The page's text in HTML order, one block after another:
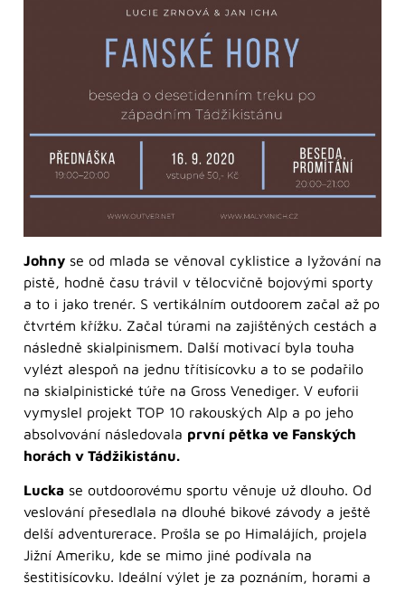
Johny se od mlada se věnoval cyklistice a lyžování na
pistě, hodně času trávil v tělocvičně bojovými sporty
a to i jako trenér. S vertikálním outdoorem začal až po
čtvrtém křížku. Začal túrami na zajištěných cestách a
následně skialpinismem. Další motivací byla touha
vylézt alespoň na jednu třítisícovku a to se podařilo
na skialpinistické túře na Gross Venediger. V euforii
vymyslel projekt TOP 10 rakouských Alp a po jeho
absolvování následovala první pětka ve Fanských
horách v Tádžikistánu.
Lucka se outdoorovému sportu věnuje už dlouho. Od
veslování přesedlala na dlouhé bikové závody a ještě
delší adventurerace. Prošla se po Himalájích, projela
Jižní Ameriku, kde se mimo jiné podívala na
šestitisícovku. Ideální výlet je za poznáním, horami a